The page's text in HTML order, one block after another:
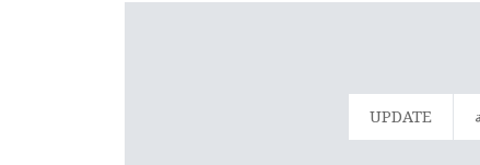
UPDATE